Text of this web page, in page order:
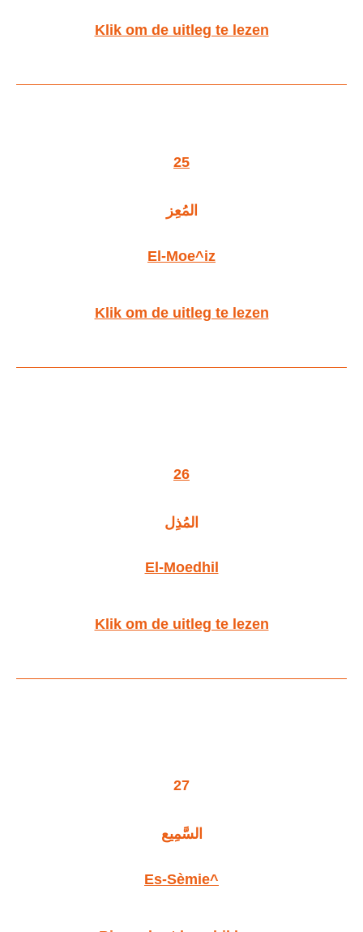
Klik om de uitleg te lezen
25
المُعِز
El-Moe^iz
Klik om de uitleg te lezen
26
المُذِل
El-Moedhil
Klik om de uitleg te lezen
27
السَّمِيع
Es-Sèmie^